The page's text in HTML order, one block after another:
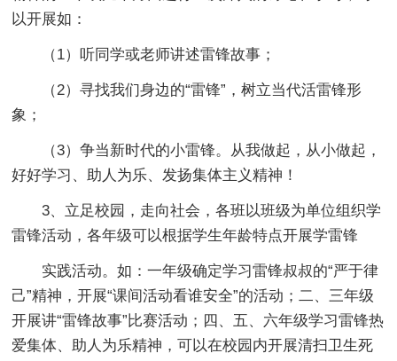
以开展如：
（1）听同学或老师讲述雷锋故事；
（2）寻找我们身边的“雷锋”，树立当代活雷锋形
象；
（3）争当新时代的小雷锋。从我做起，从小做起，
好好学习、助人为乐、发扬集体主义精神！
3、立足校园，走向社会，各班以班级为单位组织学
雷锋活动，各年级可以根据学生年龄特点开展学雷锋
实践活动。如：一年级确定学习雷锋叔叔的“严于律
己”精神，开展“课间活动看谁安全”的活动；二、三年级
开展讲“雷锋故事”比赛活动；四、五、六年级学习雷锋热
爱集体、助人为乐精神，可以在校园内开展清扫卫生死